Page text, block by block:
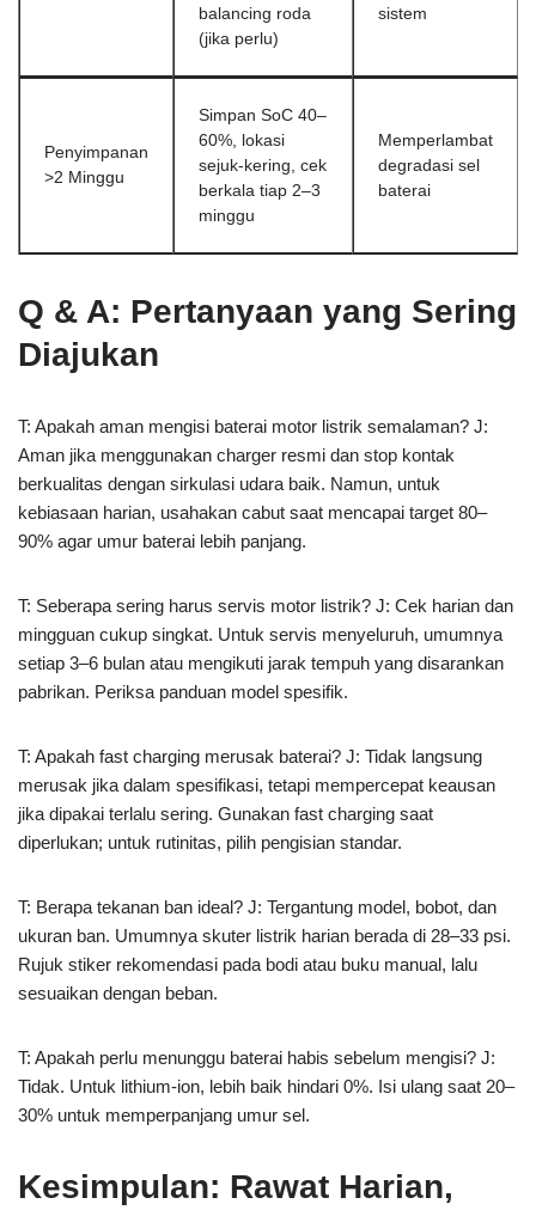
balancing roda
(jika perlu)
sistem
Penyimpanan
>2 Minggu
Simpan SoC 40–
60%, lokasi
sejuk-kering, cek
berkala tiap 2–3
minggu
Memperlambat
degradasi sel
baterai
Q & A: Pertanyaan yang Sering
Diajukan
T: Apakah aman mengisi baterai motor listrik semalaman? J:
Aman jika menggunakan charger resmi dan stop kontak
berkualitas dengan sirkulasi udara baik. Namun, untuk
kebiasaan harian, usahakan cabut saat mencapai target 80–
90% agar umur baterai lebih panjang.
T: Seberapa sering harus servis motor listrik? J: Cek harian dan
mingguan cukup singkat. Untuk servis menyeluruh, umumnya
setiap 3–6 bulan atau mengikuti jarak tempuh yang disarankan
pabrikan. Periksa panduan model spesifik.
T: Apakah fast charging merusak baterai? J: Tidak langsung
merusak jika dalam spesifikasi, tetapi mempercepat keausan
jika dipakai terlalu sering. Gunakan fast charging saat
diperlukan; untuk rutinitas, pilih pengisian standar.
T: Berapa tekanan ban ideal? J: Tergantung model, bobot, dan
ukuran ban. Umumnya skuter listrik harian berada di 28–33 psi.
Rujuk stiker rekomendasi pada bodi atau buku manual, lalu
sesuaikan dengan beban.
T: Apakah perlu menunggu baterai habis sebelum mengisi? J:
Tidak. Untuk lithium-ion, lebih baik hindari 0%. Isi ulang saat 20–
30% untuk memperpanjang umur sel.
Kesimpulan: Rawat Harian,